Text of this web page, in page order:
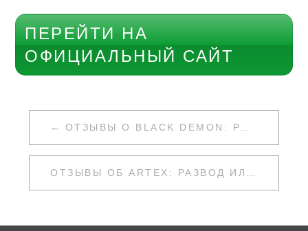
ПЕРЕЙТИ НА
ОФИЦИАЛЬНЫЙ САЙТ
НАВИГАЦИЯ
ПО
ЗАПИСЯМ
ОТЗЫВЫ О BLACK DEMON: РАЗВОД ИЛИ НЕТ